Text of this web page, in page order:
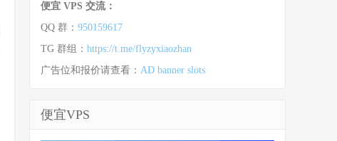
便宜 VPS 交流：
QQ 群： 950159617
TG 群组： https://t.me/flyzyxiaozhan
广告位和报价请查看： AD banner slots
便宜VPS